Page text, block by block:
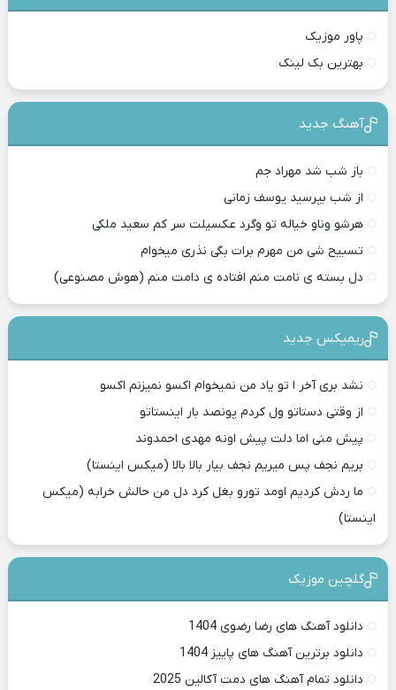
پاور موزیک
بهترین بک لینک
آهنگ جدید
باز شب شد مهراد جم
از شب بپرسید یوسف زمانی
هرشو وناو خیاله تو وگرد عکسیلت سر کم سعید ملکی
تسبیح شی من مهرم برات بگی نذری میخوام
دل بسته ی نامت منم افتاده ی دامت منم (هوش مصنوعی)
ریمیکس جدید
نشد بری آخر ا تو یاد من نمیخوام اکسو نمیزنم اکسو
از وقتی دستاتو ول کردم پونصد بار اینستاتو
پیش منی اما دلت پیش اونه مهدی احمدوند
بریم نجف پس میریم نجف بیار بالا بالا (میکس اینستا)
ما ردش کردیم اومد تورو بغل کرد دل من حالش خرابه (میکس
اینستا)
گلچین موزیک
دانلود آهنگ های رضا رضوی 1404
دانلود برترین آهنگ های پاییز 1404
دانلود تمام آهنگ های دمت آکالین 2025